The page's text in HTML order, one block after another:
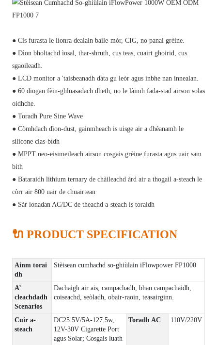
● Cìs furasta le lìonra dealain baile-mòr, CIG, no panal grèine.
● Dìon bholtachd ìosal, thar-shruth, cus teas, cuairt ghoirid, cus
sgaoileadh.
● LCD monitor a 'taisbeanadh dàta gu leòr agus inbhe nan innealan.
● 60 diogan fèin-ghluasadach dheth, no le làimh fada-stad airson solas
oidhche.
● Toradh Pure Sine Wave
● Còmhdach dìon-dust, gainmheach is uisge air a dhèanamh le
silicone clas-bìdh
● MPPT neo-eisimeileach airson cosgais grèine furasta agus uair sam
bith
● Bataraidh lithium ternary de chàileachd àrd air a thogail a-steach le
còrr air 800 uair de chuairtean
● Sàr ionadan AC/DC de theachd a-steach is toraidh
🔌 PRODUCT SPECIFICATION
Ainm torai
dh
Stèisean cumhachd so-ghiùlain iFlowpower FP1000
A’
cleachdadh
Scenarios
Dachaigh air ais, campachadh, bhan campachaidh,
coiseachd, seòladh, obair-raoin, teasairginn.
Cuir a-
steach
DC25.5V/5A-127.5w,
12V-30V Cigarette Port
agus Solar; Cosgais luath
Toradh AC 110V/220V